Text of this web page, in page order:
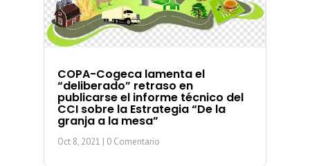
COPA-Cogeca lamenta el
“deliberado” retraso en
publicarse el informe técnico del
CCI sobre la Estrategia “De la
granja a la mesa”
Oct 8, 2021 | 0 Comentario